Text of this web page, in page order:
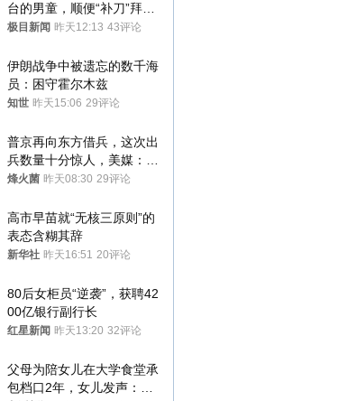
台的男童，顺便“补刀”拜
登：“我可不想他像拜登一
极目新闻 昨天12:13 43评论
伊朗战争中被遗忘的数千海
员：困守霍尔木兹
知世 昨天15:06 29评论
普京再向东方借兵，这次出
兵数量十分惊人，美媒：俄
朝要动真格？
烽火菌 昨天08:30 29评论
高市早苗就“无核三原则”的
表态含糊其辞
新华社 昨天16:51 20评论
80后女柜员“逆袭”，获聘42
00亿银行副行长
红星新闻 昨天13:20 32评论
父母为陪女儿在大学食堂承
包档口2年，女儿发声：初